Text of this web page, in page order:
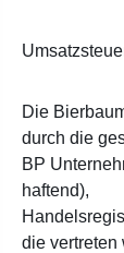
Die
durch die
BP
haftend),
die vertreten